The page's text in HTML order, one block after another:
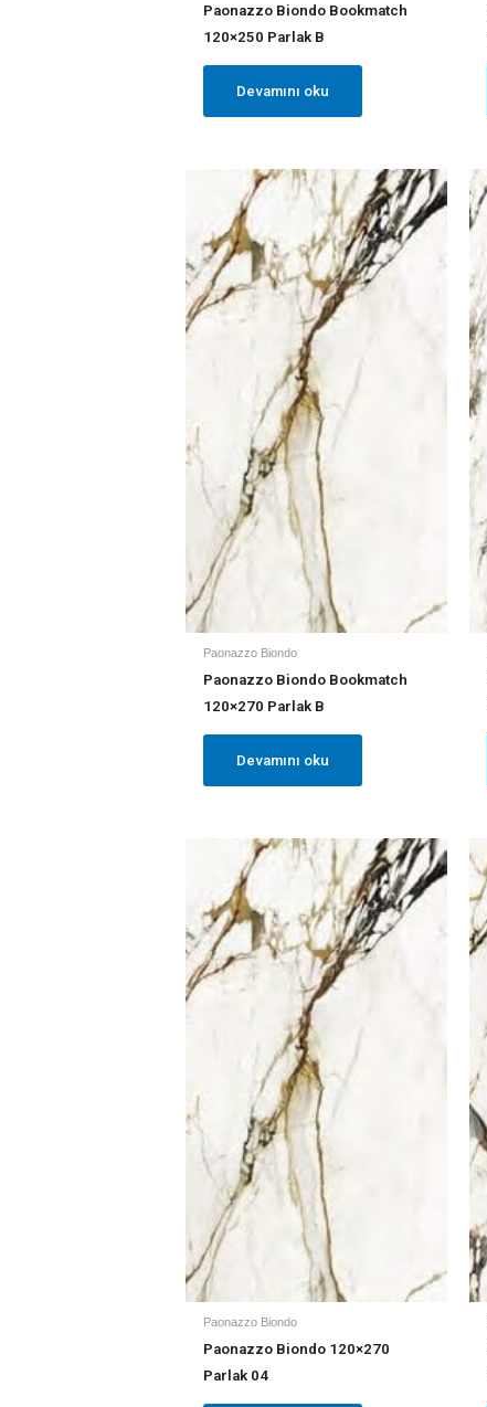
Paonazzo Biondo Bookmatch
120×250 Parlak B
Devamını oku
Paonazzo Biondo
Paonazzo Biondo Bookmatch
120×270 Parlak B
Devamını oku
Paonazzo Biondo
Paonazzo Biondo 120×270
Parlak 04